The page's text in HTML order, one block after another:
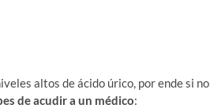
altos de ácido úrico, por ende si no
de acudir a un médico: